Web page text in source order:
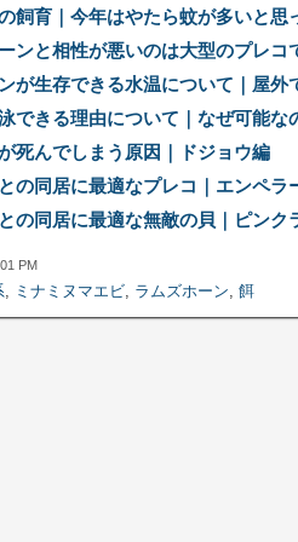
飼育｜今年はやたら蚊が多いと思
ンと相性が悪いのは大型のプレコ
が生存できる水温について｜屋外
できる理由について｜なぜ可能な
死んでしまう原因｜ドジョウ編
の同居に最適なプレコ｜エンペラ
の同居に最適な無敵の貝｜ピンク
PM
, ミナミヌマエビ, ラムズホーン, 餌